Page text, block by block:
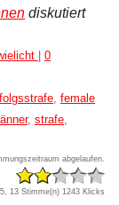
diskutiert
0
female
, strafe
abgelaufen.
13 Stimme(n) 1243 Klicks